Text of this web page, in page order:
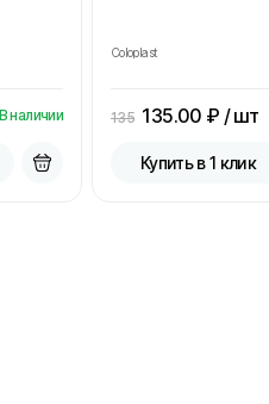
В наличии
Coloplast
135 135.00 ₽ / шт
Купить в 1 клик